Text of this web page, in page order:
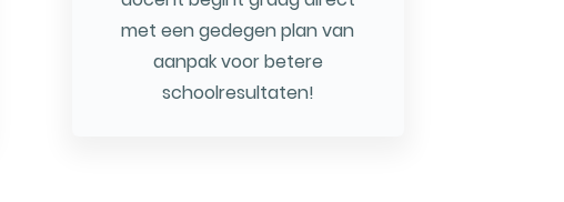
met een gedegen plan van
aanpak voor betere
schoolresultaten!